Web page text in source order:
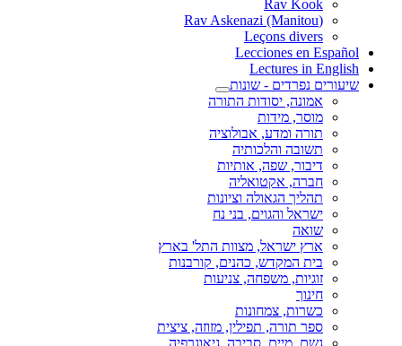
Rav Kook
(Rav Askenazi (Manitou
Leçons divers
Lecciones en Español
Lectures in English
שיעורים נפרדים - שונות
אמונה, יסודות התורה
מוסר, מידות
תורה ומדע, אבולוציה
תשובה והלכותיה
דיבור, שפה, אותיות
חברה, אקטואליה
תהליך הגאולה וציונות
ישראל והגוים, בני נח
שואה
ארץ ישראל, מצוות התל' בארץ
בית המקדש, כהנים, קורבנות
זוגיות, משפחה, צניעות
חינוך
כשרות, צמחונות
ספר תורה, תפילין, מזוזה, ציצית